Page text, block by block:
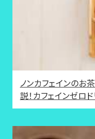
ノンカフェインのお
説！カフェインゼロ